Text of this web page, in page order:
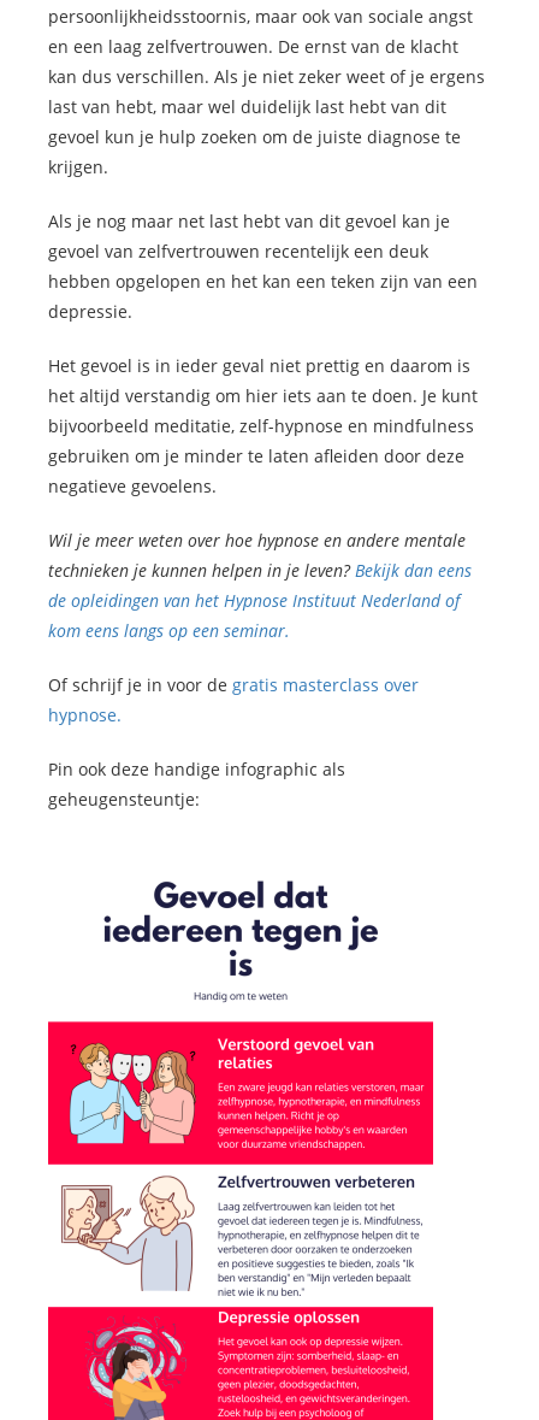
persoonlijkheidsstoornis, maar ook van sociale angst
en een laag zelfvertrouwen. De ernst van de klacht
kan dus verschillen. Als je niet zeker weet of je ergens
last van hebt, maar wel duidelijk last hebt van dit
gevoel kun je hulp zoeken om de juiste diagnose te
krijgen.
Als je nog maar net last hebt van dit gevoel kan je
gevoel van zelfvertrouwen recentelijk een deuk
hebben opgelopen en het kan een teken zijn van een
depressie.
Het gevoel is in ieder geval niet prettig en daarom is
het altijd verstandig om hier iets aan te doen. Je kunt
bijvoorbeeld meditatie, zelf-hypnose en mindfulness
gebruiken om je minder te laten afleiden door deze
negatieve gevoelens.
Wil je meer weten over hoe hypnose en andere mentale
technieken je kunnen helpen in je leven?Bekijk dan eens
de opleidingen van het Hypnose Instituut Nederland of
kom eens langs op een seminar.
Of schrijf je in voor de gratis masterclass over
hypnose.
Pin ook deze handige infographic als
geheugensteuntje: